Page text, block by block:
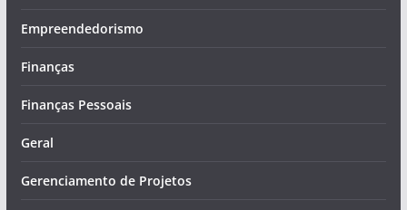
Empreendedorismo
Finanças
Finanças Pessoais
Geral
Gerenciamento de Projetos